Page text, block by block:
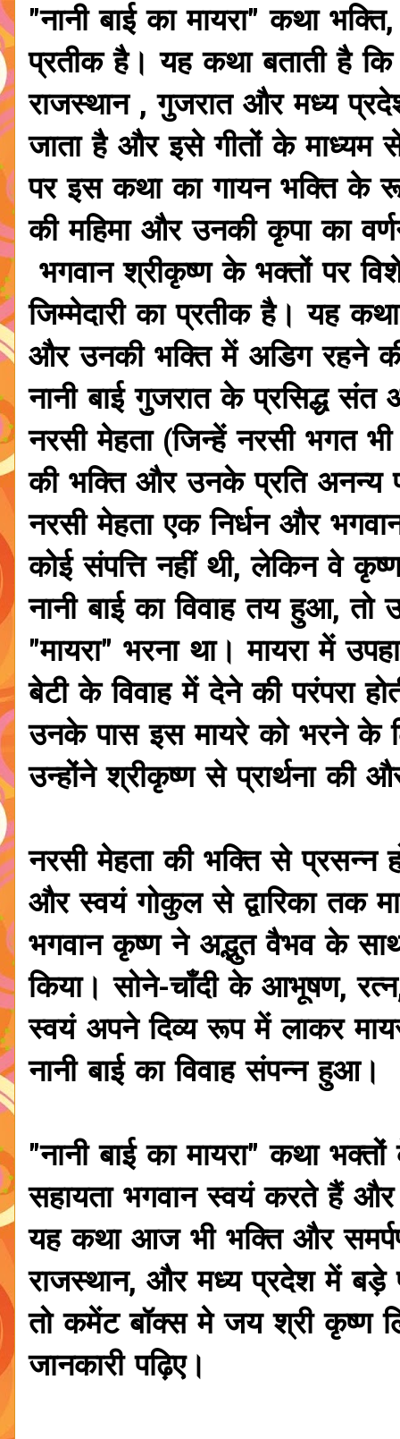
"नानी बाई का मायरा" कथा
प्रतीक है। यह कथा बताती है
राजस्थान , गुजरात और मध्य
जाता है और इसे गीतों के माध्यम
पर इस कथा का गायन भक्ति के
की महिमा और उनकी कृपा का
भगवान श्रीकृष्ण के भक्तों पर
जिम्मेदारी का प्रतीक है। यह
और उनकी भक्ति में अडिग रहने
नानी बाई गुजरात के प्रसिद्ध
नरसी मेहता (जिन्हें नरसी भगत
की भक्ति और उनके प्रति अनन्य
नरसी मेहता एक निर्धन और
कोई संपत्ति नहीं थी, लेकिन वे
नानी बाई का विवाह तय हुआ, तो
"मायरा" भरना था। मायरा में
बेटी के विवाह में देने की परंपरा
उनके पास इस मायरे को भरने के
उन्होंने श्रीकृष्ण से प्रार्थना की
नरसी मेहता की भक्ति से प्रसन्न
और स्वयं गोकुल से द्वारिका तक
भगवान कृष्ण ने अद्भुत वैभव के
किया। सोने-चाँदी के आभूषण,
स्वयं अपने दिव्य रूप में लाकर
नानी बाई का विवाह संपन्न हुआ।
"नानी बाई का मायरा" कथा
सहायता भगवान स्वयं करते हैं
यह कथा आज भी भक्ति और
राजस्थान, और मध्य प्रदेश में बड़े
तो कमेंट बॉक्स मे जय श्री कृष्ण
जानकारी पढ़िए।